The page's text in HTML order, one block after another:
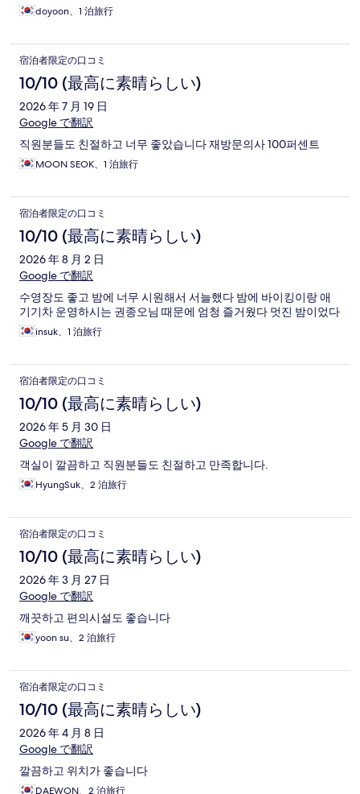
doyoon、1 泊旅行
宿泊者限定の口コミ
10/10 (最高に素晴らしい)
2026 年 7 月 19 日
Google で翻訳
직원분들도 친절하고 너무 좋았습니다 재방문의사 100퍼센트
MOON SEOK、1 泊旅行
宿泊者限定の口コミ
10/10 (最高に素晴らしい)
2026 年 8 月 2 日
Google で翻訳
수영장도 좋고 밤에 너무 시원해서 서늘했다 밤에 바이킹이랑 애
기기차 운영하시는 권종오님 때문에 엄청 즐거웠다 멋진 밤이었다
insuk、1 泊旅行
宿泊者限定の口コミ
10/10 (最高に素晴らしい)
2026 年 5 月 30 日
Google で翻訳
객실이 깔끔하고 직원분들도 친절하고 만족합니다.
HyungSuk、2 泊旅行
宿泊者限定の口コミ
10/10 (最高に素晴らしい)
2026 年 3 月 27 日
Google で翻訳
깨끗하고 편의시설도 좋습니다
yoon su、2 泊旅行
宿泊者限定の口コミ
10/10 (最高に素晴らしい)
2026 年 4 月 8 日
Google で翻訳
깔끔하고 위치가 좋습니다
DAEWON、2 泊旅行